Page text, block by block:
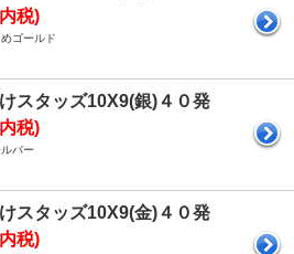
税)
ゴールド
スタッズ10X9(銀)４０発
税)
バー
スタッズ10X9(金)４０発
税)